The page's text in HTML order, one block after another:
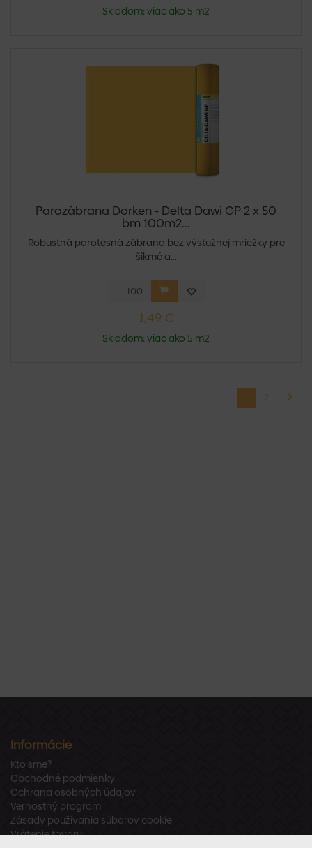
Skladom: viac ako 5 m2
Parozábrana Dorken - Delta Dawi GP 2 x 50
bm 100m2...
Robustná parotesná zábrana bez výstužnej mriežky pre
šikmé a...
1,49 €
Skladom: viac ako 5 m2
1 2
Informácie
Kto sme?
Obchodné podmienky
Ochrana osobných údajov
Vernostný program
Zásady používania súborov cookie
Vrátenie tovaru